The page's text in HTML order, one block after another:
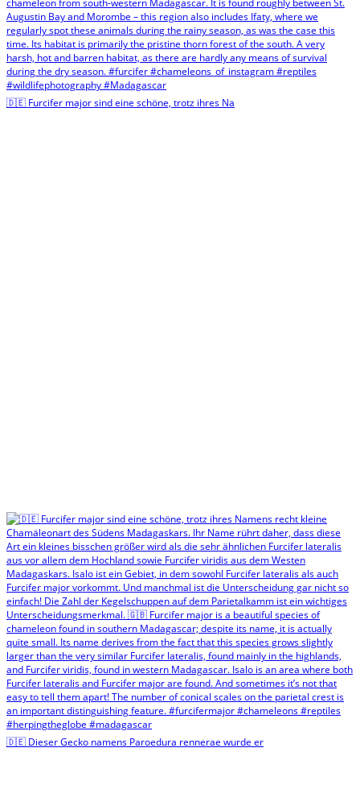
🇩🇪 Furcifer major sind eine schöne, trotz ihres Na
🇩🇪 Dieser Gecko namens Paroedura rennerae wurde er